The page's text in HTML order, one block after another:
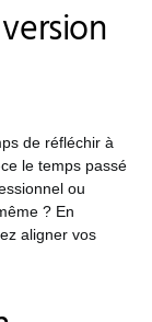
de réfléchir à
le temps passé
ou
? En
aligner vos